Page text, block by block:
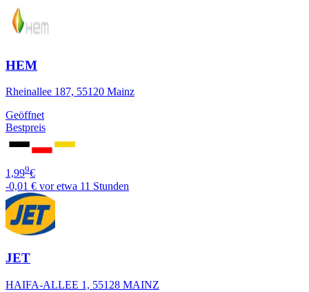
HEM
Rheinallee 187, 55120 Mainz
Geöffnet
Bestpreis
1,999€
-0,01 € vor etwa 11 Stunden
JET
HAIFA-ALLEE 1, 55128 MAINZ